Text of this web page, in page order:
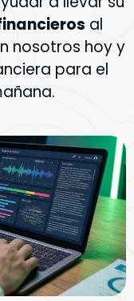
al
nosotros hoy y
para el